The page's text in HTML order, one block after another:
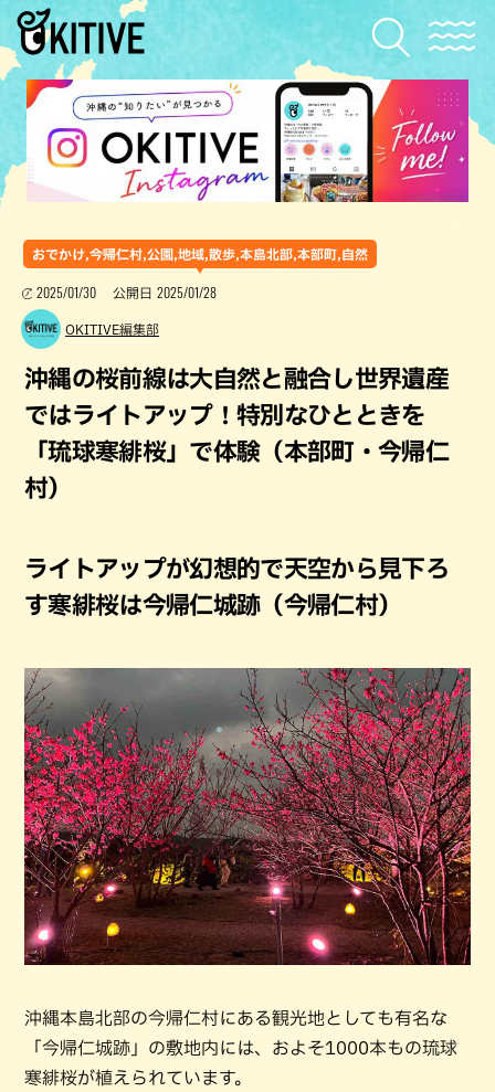
おでかけ,今帰仁村,公園,地域,散歩,本島北部,本部町,自然
2025/01/30 公開日 2025/01/28
OKITIVE編集部
沖縄の桜前線は大自然と融合し世界遺産
ではライトアップ！特別なひとときを
「琉球寒緋桜」で体験（本部町・今帰仁
村）
ライトアップが幻想的で天空から見下ろ
す寒緋桜は今帰仁城跡（今帰仁村）
沖縄本島北部の今帰仁村にある観光地としても有名な
「今帰仁城跡」の敷地内には、およそ1000本もの琉球
寒緋桜が植えられています。